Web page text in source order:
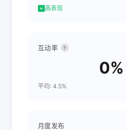
高表现
互动率 ?
0%
平均: 4.5%
月度发布